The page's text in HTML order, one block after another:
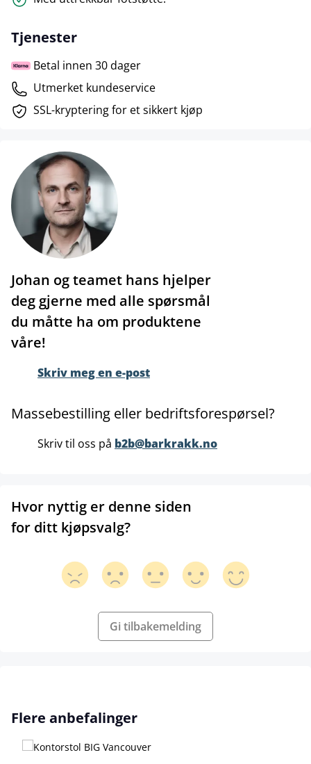
Tjenester
Betal innen 30 dager
Utmerket kundeservice
SSL-kryptering for et sikkert kjøp
Johan og teamet hans hjelper
deg gjerne med alle spørsmål
du måtte ha om produktene
våre!
Skriv meg en e-post
Massebestilling eller bedriftsforespørsel?
Skriv til oss på b2b@barkrakk.no
Hvor nyttig er denne siden
for ditt kjøpsvalg?
Gi tilbakemelding
Hopp over produktgalleri
Flere anbefalinger